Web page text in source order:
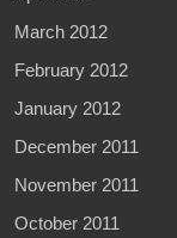
March 2012
February 2012
January 2012
December 2011
November 2011
October 2011